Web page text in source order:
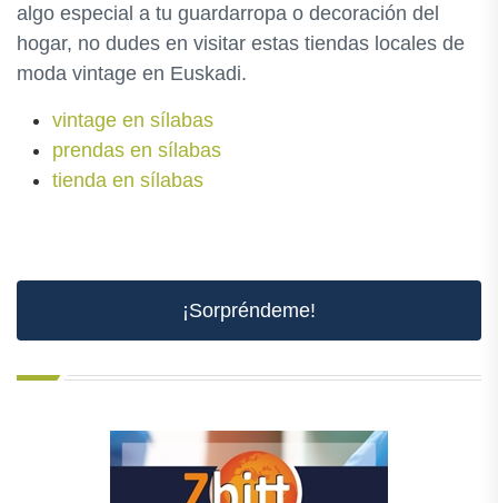
algo especial a tu guardarropa o decoración del
hogar, no dudes en visitar estas tiendas locales de
moda vintage en Euskadi.
vintage en sílabas
prendas en sílabas
tienda en sílabas
¡Sorpréndeme!